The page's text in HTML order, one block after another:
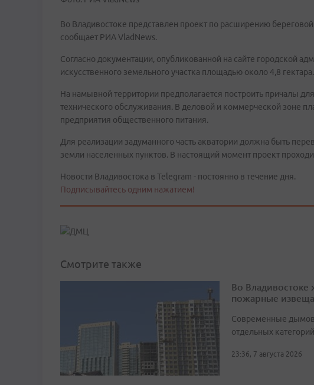
Во Владивостоке представлен проект по расширению
сообщает РИА VladNews.
Согласно документации, опубликованной на сайте городской
искусственного земельного участка площадью около 4,8 гектара.
На намывной территории предполагается построить причалы
технического обслуживания. В деловой и коммерческой зоне
предприятия общественного питания.
Для реализации задуманного часть акватории должна быть
земли населенных пунктов. В настоящий момент проект
Новости Владивостока в Telegram - постоянно в течение дня.
Подписывайтесь одним нажатием!
Смотрите также
Во Владивостоке
пожарные
Современные
отдельных
23:36, 7 августа 2026